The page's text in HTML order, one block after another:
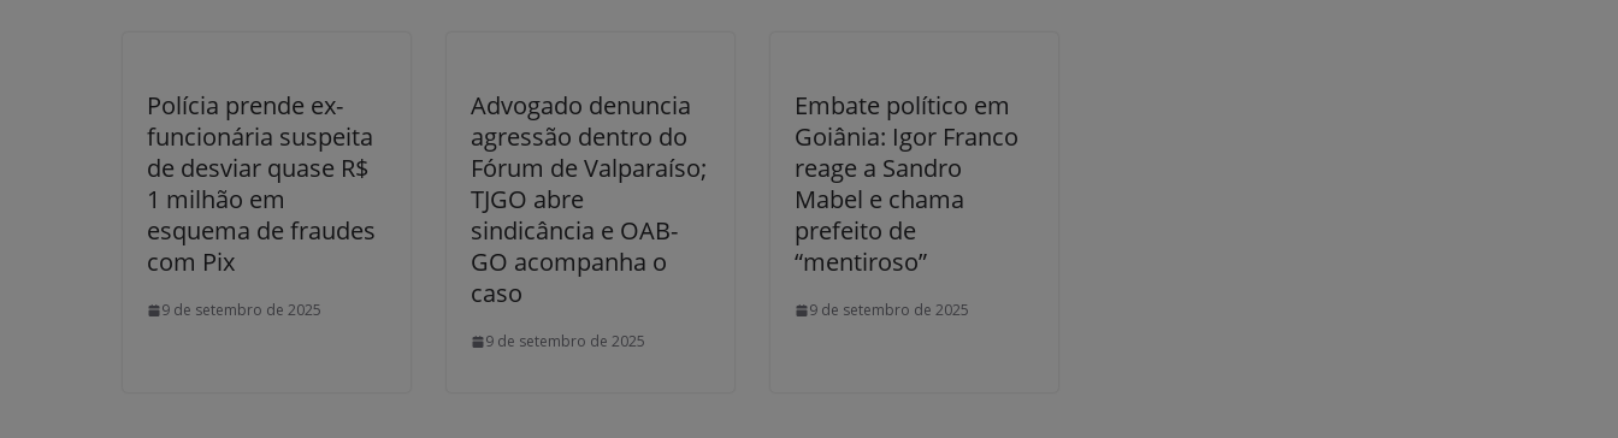
Polícia prende ex-
funcionária suspeita
de desviar quase R$
1 milhão em
esquema de fraudes
com Pix
9 de setembro de 2025
Advogado denuncia
agressão dentro do
Fórum de Valparaíso;
TJGO abre
sindicância e OAB-
GO acompanha o
caso
9 de setembro de 2025
Embate político em
Goiânia: Igor Franco
reage a Sandro
Mabel e chama
prefeito de
“mentiroso”
9 de setembro de 2025